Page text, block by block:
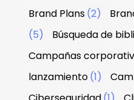
Brand Plans(2)
(5)
Búsqueda de
Campañas
lanzamiento(1)